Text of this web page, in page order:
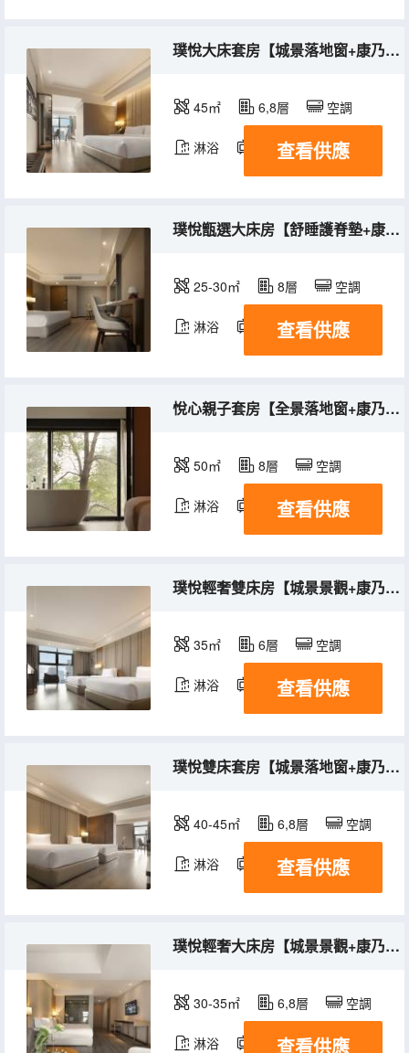
璞悅大床套房【城景落地窗+康乃馨床品+阿道夫洗護】
45㎡ 6,8層 空調
淋浴 電視機
查看供應
璞悅甑選大床房【舒睡護脊墊+康乃馨床品+阿道夫洗護】
25-30㎡ 8層 空調
淋浴 電視機
查看供應
悅心親子套房【全景落地窗+康乃馨床品+阿道夫洗護】
50㎡ 8層 空調
淋浴 電視機
查看供應
璞悅輕奢雙床房【城景景觀+康乃馨床品+阿道夫洗護】
35㎡ 6層 空調
淋浴 電視機
查看供應
璞悅雙床套房【城景落地窗+康乃馨床品+阿道夫洗護】
40-45㎡ 6,8層 空調
淋浴 電視機
查看供應
璞悅輕奢大床房【城景景觀+康乃馨床品+阿道夫洗護】
30-35㎡ 6,8層 空調
淋浴 電視機
查看供應